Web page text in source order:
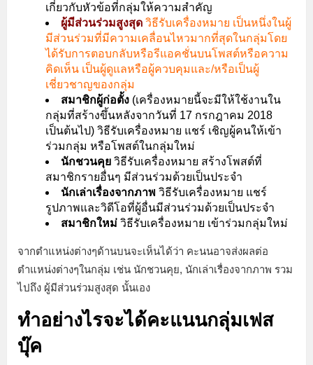
เกี่ยวกับหัวข้อที่กลุ่มให้ความสำคัญ
ผู้มีส่วนร่วมสูงสุด วิธีรับเครื่องหมาย เป็นหนึ่งในผู้
มีส่วนร่วมที่มีความเคลื่อนไหวมากที่สุดในกลุ่มโดย
ได้รับการตอบกลับหรือรีแอคชั่นบนโพสต์หรือความ
คิดเห็น เป็นผู้ดูแลหรือผู้ควบคุมและ/หรือเป็นผู้
เชี่ยวชาญของกลุ่ม
สมาชิกผู้ก่อตั้ง (เครื่องหมายนี้จะมีให้ใช้งานใน
กลุ่มที่สร้างขึ้นหลังจากวันที่ 17 กรกฎาคม 2018
เป็นต้นไป) วิธีรับเครื่องหมาย แชร์ เชิญผู้คนให้เข้า
ร่วมกลุ่ม หรือโพสต์ในกลุ่มใหม่
นักชวนคุย วิธีรับเครื่องหมาย สร้างโพสต์ที่
สมาชิกรายอื่นๆ มีส่วนร่วมด้วยเป็นประจำ
นักเล่าเรื่องจากภาพ วิธีรับเครื่องหมาย แชร์
รูปภาพและวิดีโอที่ผู้อื่นมีส่วนร่วมด้วยเป็นประจำ
สมาชิกใหม่ วิธีรับเครื่องหมาย เข้าร่วมกลุ่มใหม่
จากตำแหน่งต่างๆด้านบนจะเห็นได้ว่า คะนนอาจส่งผลต่อ
ตำแหน่งต่างๆในกลุ่ม เช่น นักชวนคุย, นักเล่าเรื่องจากภาพ รวม
ไปถึง ผู้มีส่วนร่วมสูงสุด นั้นเอง
ทำอย่างไรจะได้คะแนนกลุ่มเฟส
บุ๊ค